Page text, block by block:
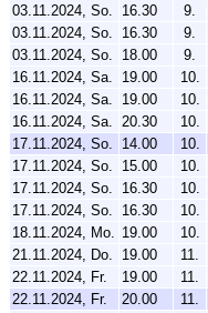
03.11.2024, So.
16.30 9.
03.11.2024, So.
16.30 9.
03.11.2024, So.
18.00 9.
16.11.2024, Sa.
19.00 10.
16.11.2024, Sa.
19.00 10.
16.11.2024, Sa. 20.30 10.
17.11.2024, So.
14.00 10.
17.11.2024, So.
15.00 10.
17.11.2024, So.
16.30 10.
17.11.2024, So.
16.30 10.
18.11.2024, Mo. 19.00 10.
21.11.2024, Do.
19.00 11.
22.11.2024, Fr.
19.00 11.
22.11.2024, Fr.
20.00 11.